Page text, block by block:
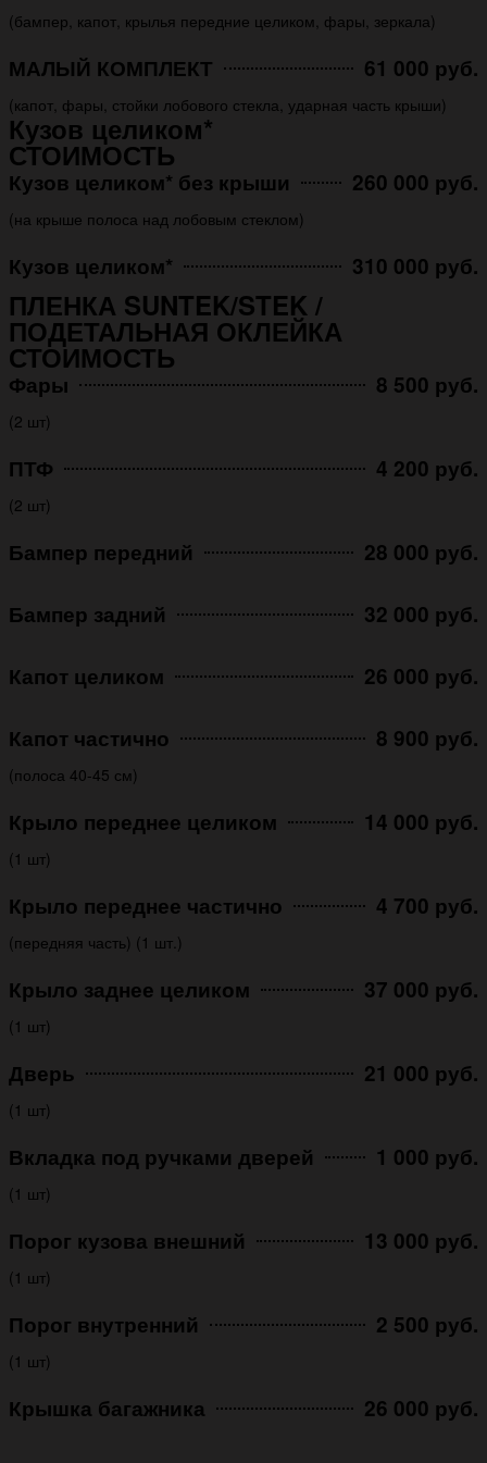
(бампер, капот, крылья передние целиком, фары, зеркала)
МАЛЫЙ КОМПЛЕКТ 61 000 руб.
(капот, фары, стойки лобового стекла, ударная часть крыши)
Кузов целиком*
СТОИМОСТЬ
Кузов целиком* без крыши 260 000 руб.
(на крыше полоса над лобовым стеклом)
Кузов целиком* 310 000 руб.
ПЛЕНКА SUNTEK/STEK /
ПОДЕТАЛЬНАЯ ОКЛЕЙКА
СТОИМОСТЬ
Фары 8 500 руб.
(2 шт)
ПТФ 4 200 руб.
(2 шт)
Бампер передний 28 000 руб.
Бампер задний 32 000 руб.
Капот целиком 26 000 руб.
Капот частично 8 900 руб.
(полоса 40-45 см)
Крыло переднее целиком 14 000 руб.
(1 шт)
Крыло переднее частично 4 700 руб.
(передняя часть) (1 шт.)
Крыло заднее целиком 37 000 руб.
(1 шт)
Дверь 21 000 руб.
(1 шт)
Вкладка под ручками дверей 1 000 руб.
(1 шт)
Порог кузова внешний 13 000 руб.
(1 шт)
Порог внутренний 2 500 руб.
(1 шт)
Крышка багажника 26 000 руб.